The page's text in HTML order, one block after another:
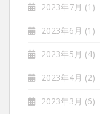
2023年7月 (1)
2023年6月 (1)
2023年5月 (4)
2023年4月 (2)
2023年3月 (6)